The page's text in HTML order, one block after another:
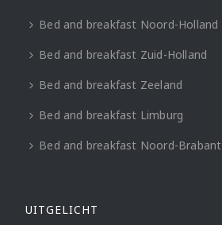
Bed and breakfast Noord-Holland
Bed and breakfast Zuid-Holland
Bed and breakfast Zeeland
Bed and breakfast Limburg
Bed and breakfast Noord-Brabant
UITGELICHT